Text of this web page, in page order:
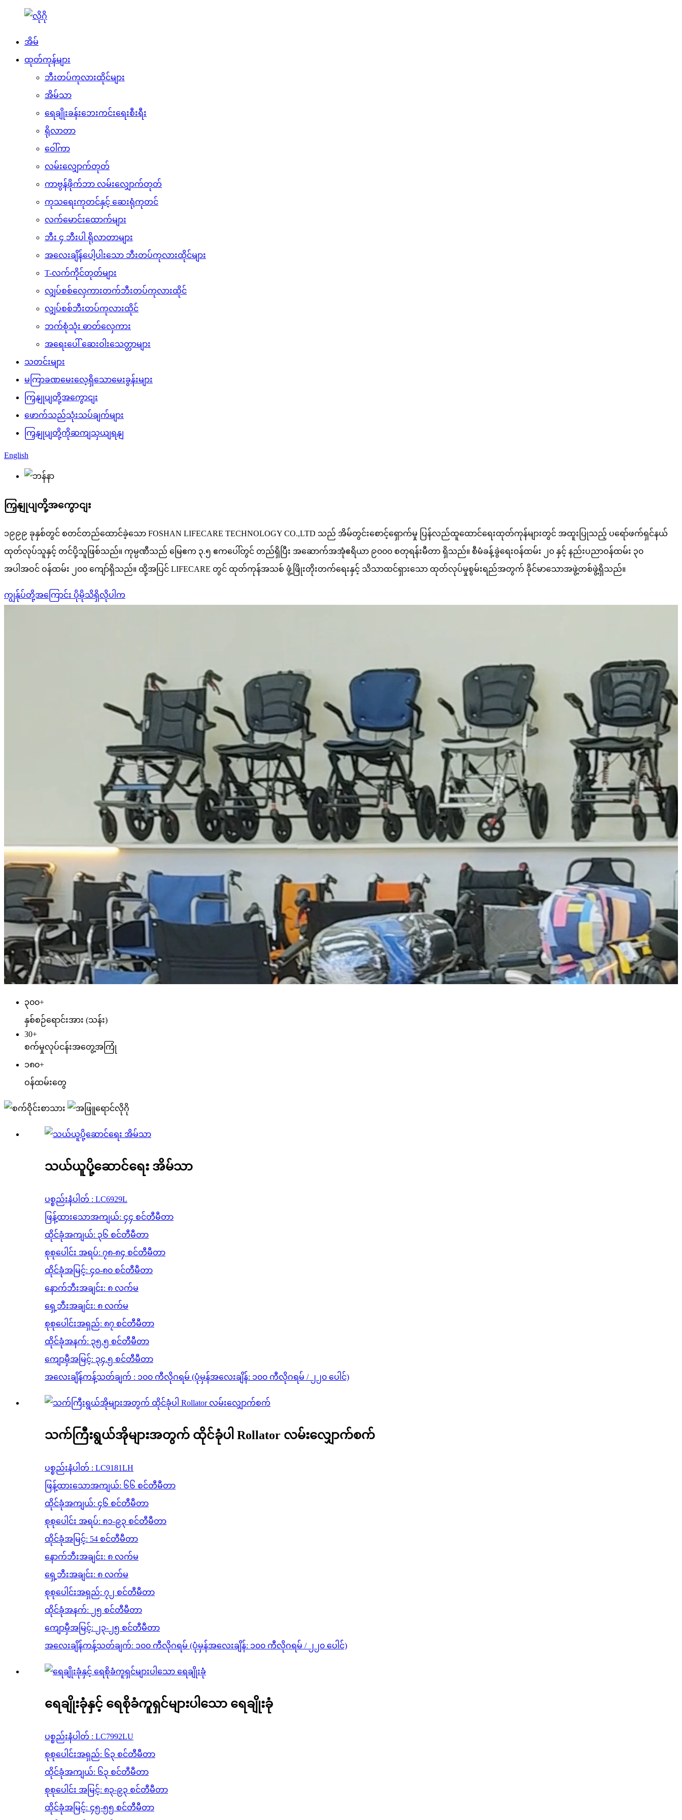
အိမ်
ထုတ်ကုန်များ
ဘီးတပ်ကုလားထိုင်များ
အိမ်သာ
ရေချိုးခန်းဘေးကင်းရေးစီးရီး
ရိုလာတာ
ဝေါ်ကာ
လမ်းလျှောက်တုတ်
ကာဗွန်ဖိုက်ဘာ လမ်းလျှောက်တုတ်
ကုသရေးကုတင်နှင့် ဆေးရုံကုတင်
လက်မောင်းထောက်များ
ဘီး ၄ ဘီးပါ ရိုလာတာများ
အလေးချိန်ပေါ့ပါးသော ဘီးတပ်ကုလားထိုင်များ
T-လက်ကိုင်တုတ်များ
လျှပ်စစ်လှေကားတက်ဘီးတပ်ကုလားထိုင်
လျှပ်စစ်ဘီးတပ်ကုလားထိုင်
ဘက်စုံသုံး ဓာတ်လှေကား
အရေးပေါ် ဆေးဝါးသေတ္တာများ
သတင်းများ
မကြာခဏမေးလေ့ရှိသောမေးခွန်းများ
ကြှနျုပျတို့အကွောငျး
ဖောက်သည်သုံးသပ်ချက်များ
ကြှနျုပျတို့ကိုဆကျသှယျရနျ
English
ကြှနျုပျတို့အကွောငျး
၁၉၉၉ ခုနှစ်တွင် စတင်တည်ထောင်ခဲ့သော FOSHAN LIFECARE TECHNOLOGY CO.,LTD သည် အိမ်တွင်းစောင့်ရှောက်မှု ပြန်လည်ထူထောင်ရေးထုတ်ကုန်များတွင် အထူးပြုသည့် ပရော်ဖက်ရှင်နယ်
ထုတ်လုပ်သူနှင့် တင်ပို့သူဖြစ်သည်။ ကုမ္ပဏီသည် မြေဧက ၃.၅ ဧကပေါ်တွင် တည်ရှိပြီး အဆောက်အအုံဧရိယာ ၉၀၀၀ စတုရန်းမီတာ ရှိသည်။ စီမံခန့်ခွဲရေးဝန်ထမ်း ၂၀ နှင့် နည်းပညာဝန်ထမ်း ၃၀
အပါအဝင် ဝန်ထမ်း ၂၀၀ ကျော်ရှိသည်။ ထို့အပြင် LIFECARE တွင် ထုတ်ကုန်အသစ် ဖွံ့ဖြိုးတိုးတက်ရေးနှင့် သိသာထင်ရှားသော ထုတ်လုပ်မှုစွမ်းရည်အတွက် ခိုင်မာသောအဖွဲ့တစ်ဖွဲ့ရှိသည်။
ကျွန်ုပ်တို့အကြောင်း ပိုမိုသိရှိလိုပါက
၃၀၀+
နှစ်စဉ်ရောင်းအား (သန်း)
30+
စက်မှုလုပ်ငန်းအတွေ့အကြုံ
၁၈၀+
ဝန်ထမ်းတွေ
သယ်ယူပို့ဆောင်ရေး အိမ်သာ
ပစ္စည်းနံပါတ် : LC6929L
ဖြန့်ထားသောအကျယ်: ၄၄ စင်တီမီတာ
ထိုင်ခုံအကျယ်: ၃၆ စင်တီမီတာ
စုစုပေါင်း အရပ်: ၇၈-၈၄ စင်တီမီတာ
ထိုင်ခုံအမြင့်: ၄၀-၈၀ စင်တီမီတာ
နောက်ဘီးအချင်း: ၈ လက်မ
ရှေ့ဘီးအချင်း: ၈ လက်မ
စုစုပေါင်းအရှည်: ၈၇ စင်တီမီတာ
ထိုင်ခုံအနက်: ၃၅.၅ စင်တီမီတာ
ကျောမှီအမြင့်: ၃၄.၅ စင်တီမီတာ
အလေးချိန်ကန့်သတ်ချက် : ၁၀၀ ကီလိုဂရမ် (ပုံမှန်အလေးချိန်: ၁၀၀ ကီလိုဂရမ် / ၂၂၀ ပေါင်)
သက်ကြီးရွယ်အိုများအတွက် ထိုင်ခုံပါ Rollator လမ်းလျှောက်စက်
ပစ္စည်းနံပါတ် : LC9181LH
ဖြန့်ထားသောအကျယ်: ၆၆ စင်တီမီတာ
ထိုင်ခုံအကျယ်: ၄၆ စင်တီမီတာ
စုစုပေါင်း အရပ်: ၈၁-၉၃ စင်တီမီတာ
ထိုင်ခုံအမြင့်: 54 စင်တီမီတာ
နောက်ဘီးအချင်း: ၈ လက်မ
ရှေ့ဘီးအချင်း: ၈ လက်မ
စုစုပေါင်းအရှည်: ၇၂ စင်တီမီတာ
ထိုင်ခုံအနက်: ၂၅ စင်တီမီတာ
ကျောမှီအမြင့်: ၂၃-၂၅ စင်တီမီတာ
အလေးချိန်ကန့်သတ်ချက်: ၁၀၀ ကီလိုဂရမ် (ပုံမှန်အလေးချိန်: ၁၀၀ ကီလိုဂရမ် / ၂၂၀ ပေါင်)
ရေချိုးခုံနှင့် ရေစိုခံကူရှင်များပါသော ရေချိုးခုံ
ပစ္စည်းနံပါတ် : LC7992LU
စုစုပေါင်းအရှည်: ၆၃ စင်တီမီတာ
ထိုင်ခုံအကျယ်: ၆၃ စင်တီမီတာ
စုစုပေါင်း အမြင့်: ၈၃-၉၃ စင်တီမီတာ
ထိုင်ခုံအမြင့်: ၄၅-၅၅ စင်တီမီတာ